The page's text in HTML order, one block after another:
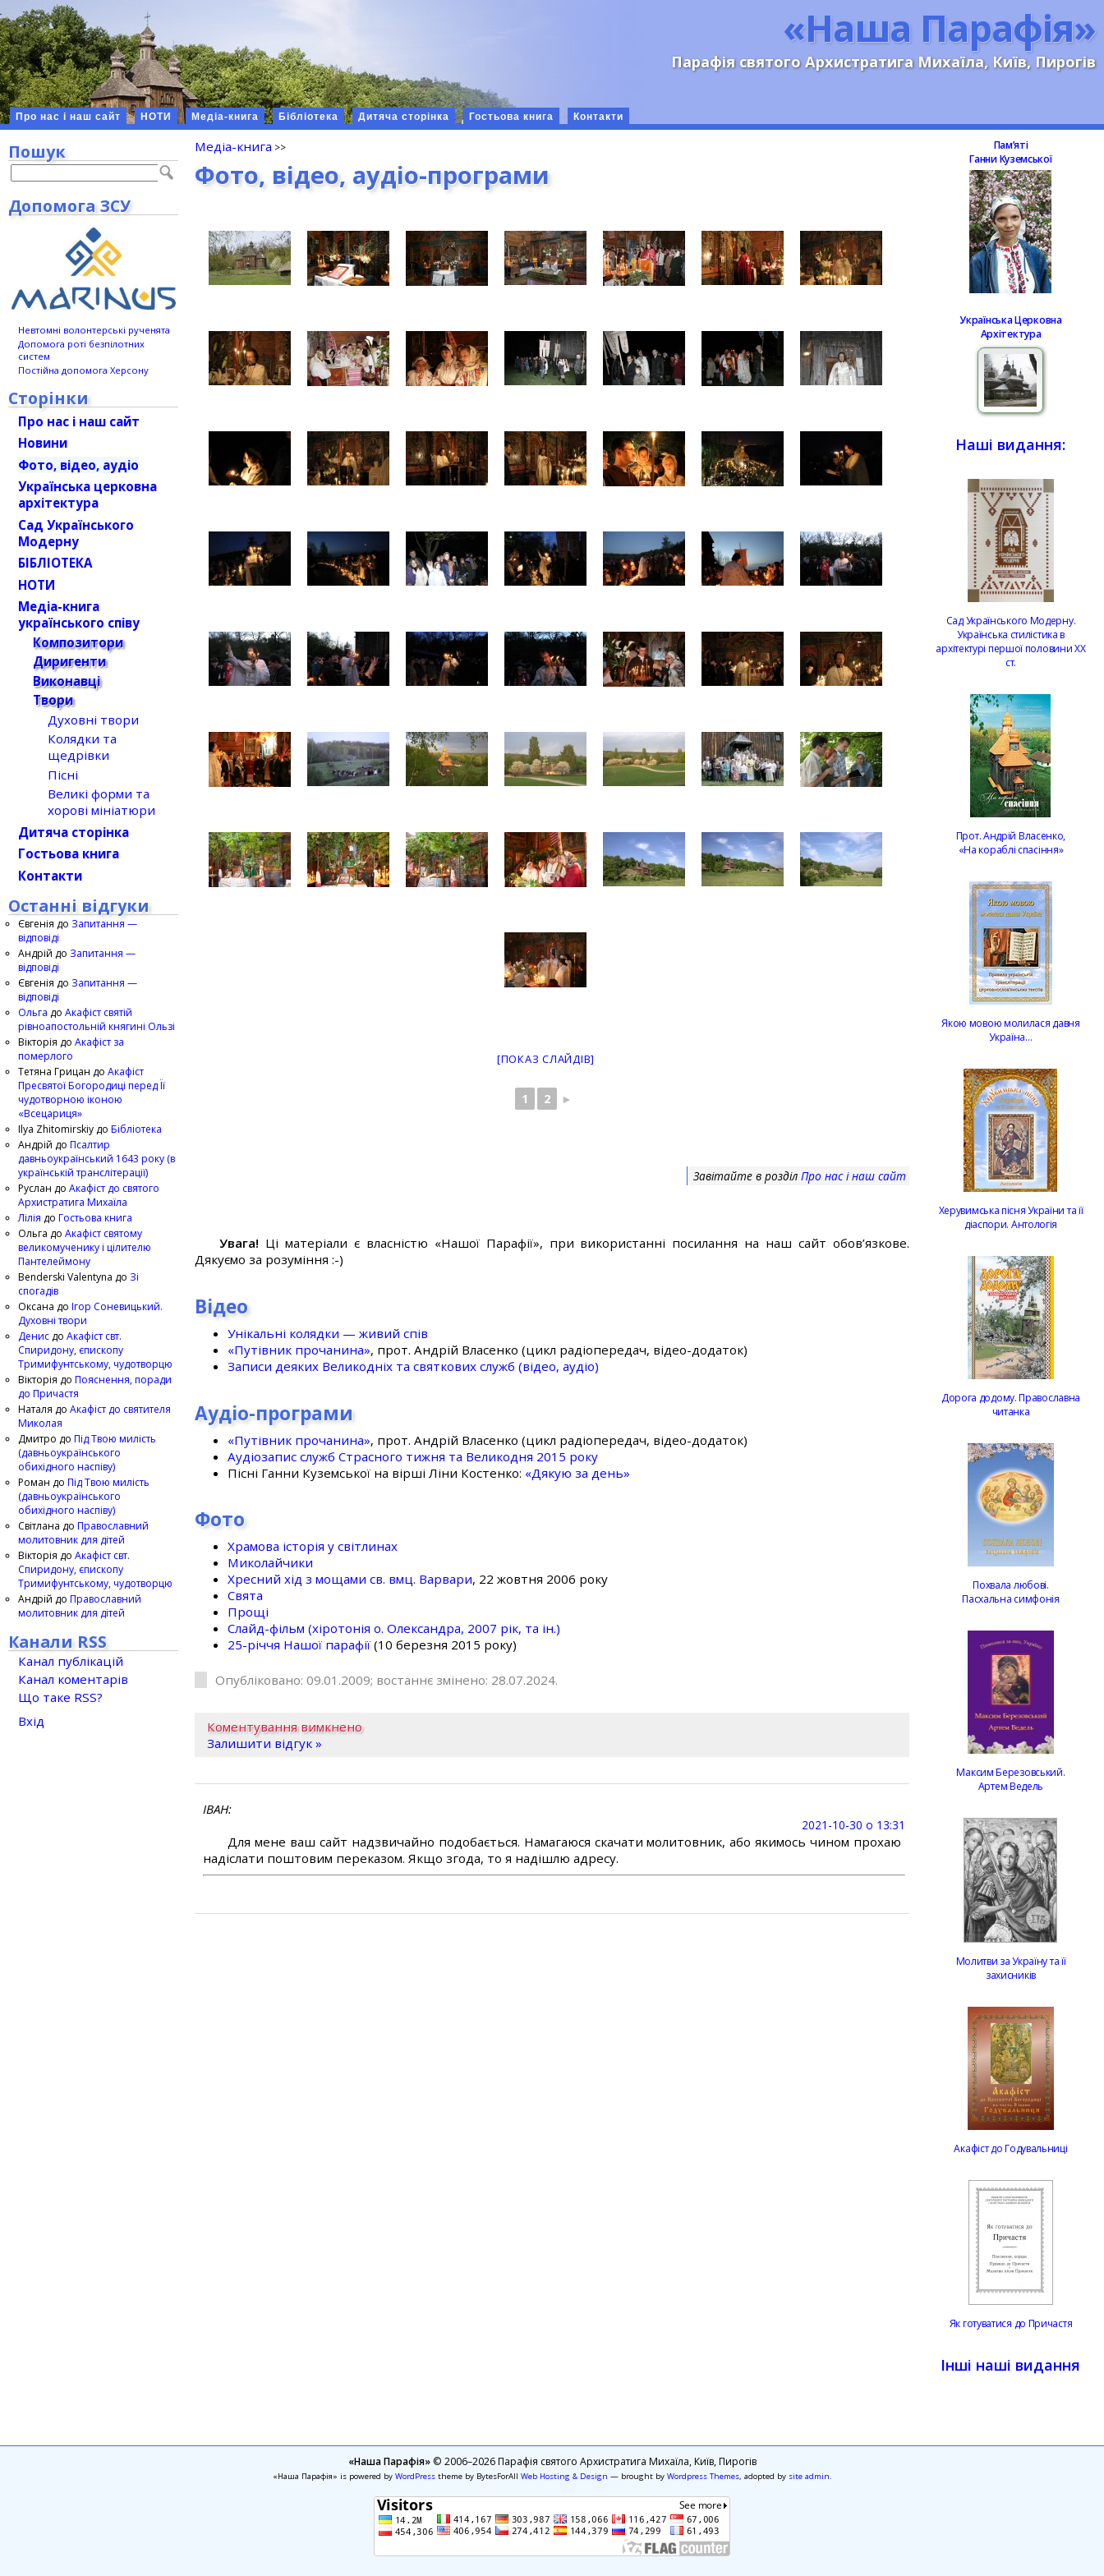
«Наша Парафія»
Парафія святого Архистратига Михаїла, Київ, Пирогів
Про нас і наш сайт НОТИ Медіа-книга Бібліотека Дитяча сторінка Гостьова книга Контакти
Медіа-книга
Фото, відео, аудіо-програми
[ПОКАЗ СЛАЙДІВ]
1 2 ►
Завітайте в розділ Про нас і наш сайт
Увага! Ці матеріали є власністю «Нашої Парафії», при використанні посилання на наш сайт обов’язкове.
Дякуємо за розуміння :-)
Відео
Унікальні колядки — живий спів
«Путівник прочанина», прот. Андрій Власенко (цикл радіопередач, відео-додаток)
Записи деяких Великодніх та святкових служб (відео, аудіо)
Аудіо-програми
«Путівник прочанина», прот. Андрій Власенко (цикл радіопередач, відео-додаток)
Аудіозапис служб Страсного тижня та Великодня 2015 року
Пісні Ганни Куземської на вірші Ліни Костенко: «Дякую за день»
Фото
Храмова історія у світлинах
Миколайчики
Хресний хід з мощами св. вмц. Варвари, 22 жовтня 2006 року
Свята
Прощі
Слайд-фільм (хіротонія о. Олександра, 2007 рік, та ін.)
25-рiччя Нашої парафiї (10 березня 2015 року)
Опубліковано: 09.01.2009; востаннє змінено: 28.07.2024.
Коментування вимкнено
Залишити відгук »
ІВАН
2021-10-30 о 13:31
Для мене ваш сайт надзвичайно подобається. Намагаюся скачати молитовник, або якимось чином прохаю
надіслати поштовим переказом. Якщо згода, то я надішлю адресу.
Пошук
Допомога ЗСУ
Невтомні волонтерські рученята
Допомога роті безпілотних
систем
Постійна допомога Херсону
Сторінки
Про нас і наш сайт
Новини
Фото, відео, аудіо
Українська церковна
архітектура
Сад Українського
Модерну
БІБЛІОТЕКА
НОТИ
Медіа-книга
українського співу
Композитори
Диригенти
Виконавці
Твори
Духовні твори
Колядки та
щедрівки
Пісні
Великі форми та
хорові мініатюри
Дитяча сторінка
Гостьова книга
Контакти
Останні відгуки
Євгенія до Запитання —
відповіді
Андрій до Запитання —
відповіді
Євгенія до Запитання —
відповіді
Ольга до Акафіст святій
рівноапостольній княгині Ользі
Вікторія до Акафіст за
померлого
Тетяна Грицан до Акафіст
Пресвятої Богородиці перед Її
чудотворною іконою
«Всецариця»
Ilya Zhitomirskiy до Бібліотека
Андрій до Псалтир
давньоукраїнський 1643 року (в
українській транслітерації)
Руслан до Акафіст до святого
Архистратига Михаїла
Лілія до Гостьова книга
Ольга до Акафіст святому
великомученику і цілителю
Пантелеймону
Benderski Valentyna до Зі
спогадів
Оксана до Ігор Соневицький.
Духовні твори
Денис до Акафіст свт.
Спиридону, єпископу
Тримифунтському, чудотворцю
Вікторія до Пояснення, поради
до Причастя
Наталя до Акафіст до святителя
Миколая
Дмитро до Під Твою милість
(давньоукраїнського
обихідного наспіву)
Роман до Під Твою милість
(давньоукраїнського
обихідного наспіву)
Світлана до Православний
молитовник для дітей
Вікторія до Акафіст свт.
Спиридону, єпископу
Тримифунтському, чудотворцю
Андрій до Православний
молитовник для дітей
Канали RSS
Канал публікацій
Канал коментарів
Що таке RSS?
Вхід
Памʼяті
Ганни Куземської
Українська Церковна
Архітектура
Наші видання:
Сад Українського Модерну.
Українська стилістика в
архітектурі першої половини ХХ
ст.
Прот. Андрій Власенко,
«На кораблі спасіння»
Якою мовою молилася давня
Україна…
Херувимська пісня України та її
діаспори. Антологія
Дорога додому. Православна
читанка
Похвала любові.
Пасхальна симфонія
Максим Березовський.
Артем Ведель
Молитви за Україну та її
захисників
Акафіст до Годувальниці
Як готуватися до Причастя
Інші наші видання
«Наша Парафія»© 2006–2026 Парафія святого Архистратига Михаїла, Київ, Пирогів
«Наша Парафія» is powered by WordPresstheme by BytesForAll Web Hosting & Design — brought by Wordpress Themes, adopted by site admin.